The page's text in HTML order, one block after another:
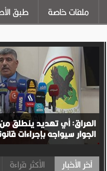
ملفات خاصة طبق
العراق: أي تهديد ينطلق من
الجوار سيواجه بإجراءات
آخر الأخبار الأكثر قراءة